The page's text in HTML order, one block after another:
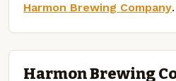
Harmon Brewing Company.
Harmon Brewing